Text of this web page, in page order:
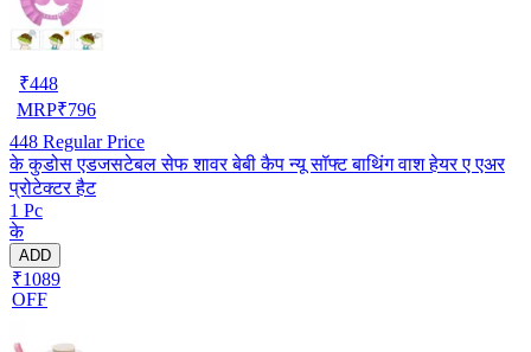
₹448
MRP₹796
448 Regular Price
के कुडोस एडजसटेबल सेफ शावर बेबी कैप न्यू सॉफ्ट बाथिंग वाश हेयर ए एअर
प्रोटेक्टर हैट
1 Pc
के
ADD
₹1089
OFF